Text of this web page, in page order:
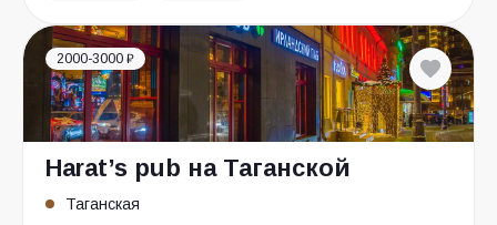
2000-3000 ₽
Harat’s pub на Таганской
Таганская